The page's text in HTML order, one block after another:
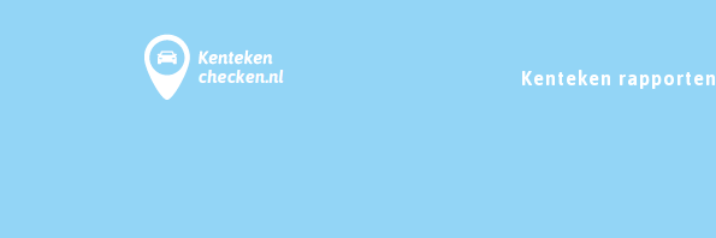
Kenteken rapporten